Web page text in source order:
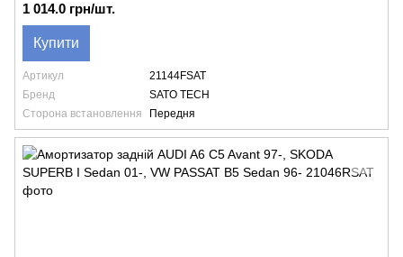
1 014.0 грн/шт.
Купити
Артикул
21144FSAT
Бренд
SATO TECH
Сторона встановлення
Передня